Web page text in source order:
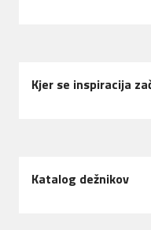
Kjer se inspiracija
Katalog dežnikov